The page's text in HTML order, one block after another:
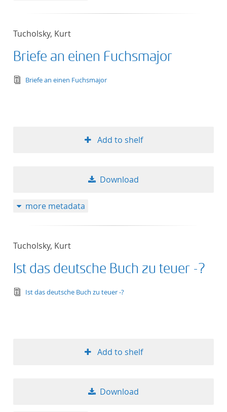
Tucholsky, Kurt
Briefe an einen Fuchsmajor
text/tg.edition+tg.aggregation+xml
Briefe an einen Fuchsmajor
Add to shelf
Download
more metadata
Tucholsky, Kurt
Ist das deutsche Buch zu teuer -?
text/tg.edition+tg.aggregation+xml
Ist das deutsche Buch zu teuer -?
Add to shelf
Download